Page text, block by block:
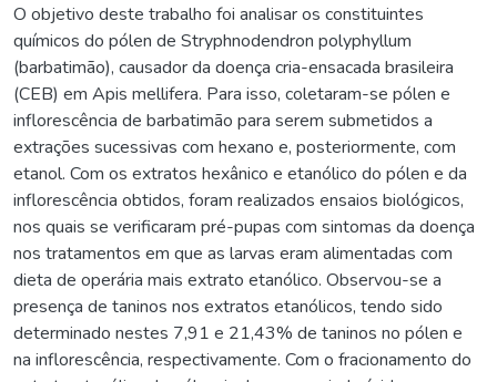
O objetivo deste trabalho foi analisar os constituintes
químicos do pólen de Stryphnodendron polyphyllum
(barbatimão), causador da doença cria-ensacada brasileira
(CEB) em Apis mellifera. Para isso, coletaram-se pólen e
inflorescência de barbatimão para serem submetidos a
extrações sucessivas com hexano e, posteriormente, com
etanol. Com os extratos hexânico e etanólico do pólen e da
inflorescência obtidos, foram realizados ensaios biológicos,
nos quais se verificaram pré-pupas com sintomas da doença
nos tratamentos em que as larvas eram alimentadas com
dieta de operária mais extrato etanólico. Observou-se a
presença de taninos nos extratos etanólicos, tendo sido
determinado nestes 7,91 e 21,43% de taninos no pólen e
na inflorescência, respectivamente. Com o fracionamento do